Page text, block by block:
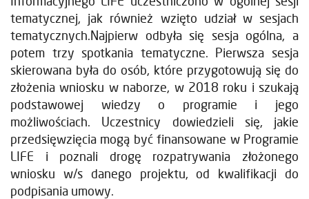
tematycznej, jak również wzięto udział w sesjach
tematycznych.Najpierw odbyła się sesja ogólna, a
potem trzy spotkania tematyczne. Pierwsza sesja
skierowana była do osób, które przygotowują się do
złożenia wniosku w naborze, w 2018 roku i szukają
podstawowej wiedzy o programie i jego
możliwościach. Uczestnicy dowiedzieli się, jakie
przedsięwzięcia mogą być finansowane w Programie
LIFE i poznali drogę rozpatrywania złożonego
wniosku w/s danego projektu, od kwalifikacji do
podpisania umowy.